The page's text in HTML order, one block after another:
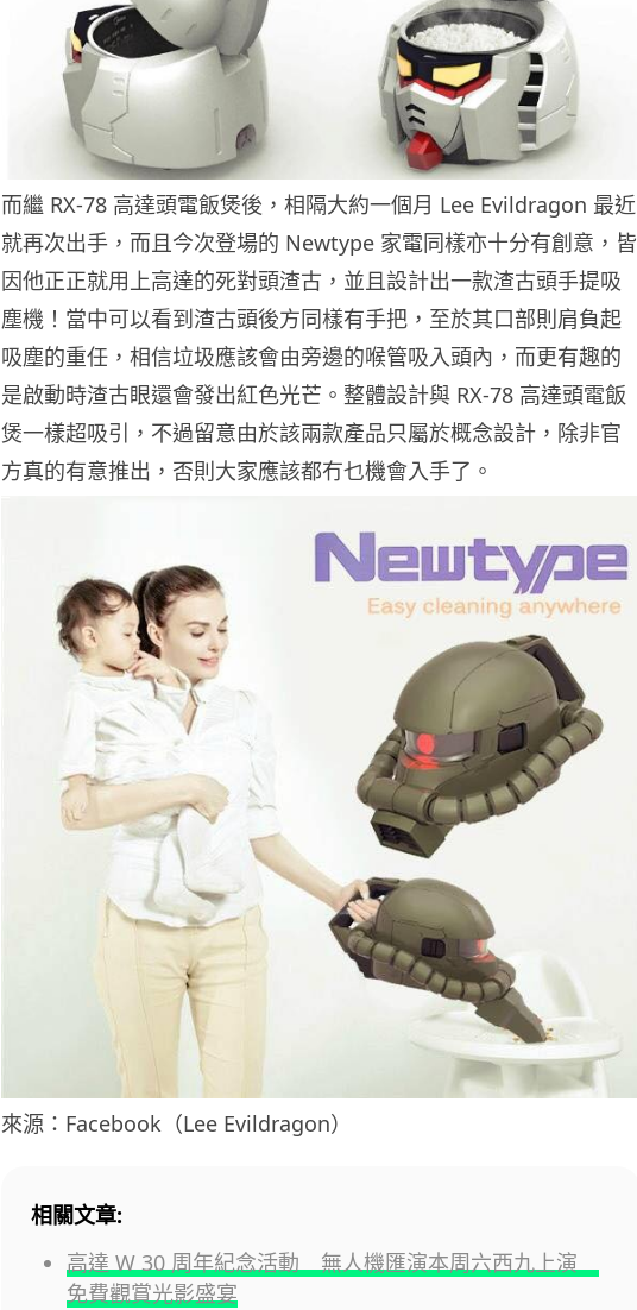
而繼 RX-78 高達頭電飯煲後，相隔大約一個月 Lee Evildragon 最近
就再次出手，而且今次登場的 Newtype 家電同樣亦十分有創意，皆
因他正正就用上高達的死對頭渣古，並且設計出一款渣古頭手提吸
塵機！當中可以看到渣古頭後方同樣有手把，至於其口部則肩負起
吸塵的重任，相信垃圾應該會由旁邊的喉管吸入頭內，而更有趣的
是啟動時渣古眼還會發出紅色光芒。整體設計與 RX-78 高達頭電飯
煲一樣超吸引，不過留意由於該兩款產品只屬於概念設計，除非官
方真的有意推出，否則大家應該都冇乜機會入手了。
來源：Facebook（Lee Evildragon）
相關文章:
高達 W 30 周年紀念活動 無人機匯演本周六西九上演
免費觀賞光影盛宴